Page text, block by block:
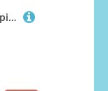
Star Wars Marvel Avengers Epic Hero Series, Thor Figur